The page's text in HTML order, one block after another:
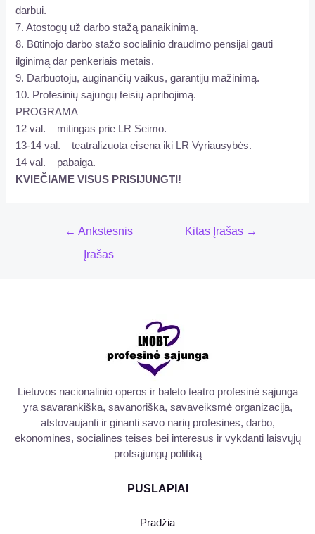
darbui.
7. Atostogų už darbo stažą panaikinimą.
8. Būtinojo darbo stažo socialinio draudimo pensijai gauti
ilginimą dar penkeriais metais.
9. Darbuotojų, auginančių vaikus, garantijų mažinimą.
10. Profesinių sąjungų teisių apribojimą.
PROGRAMA
12 val. – mitingas prie LR Seimo.
13-14 val. – teatralizuota eisena iki LR Vyriausybės.
14 val. – pabaiga.
KVIEČIAME VISUS PRISIJUNGTI!
← Ankstesnis
Įrašas
Kitas Įrašas →
Lietuvos nacionalinio operos ir baleto teatro profesinė sąjunga
yra savarankiška, savanoriška, savaveiksmė organizacija,
atstovaujanti ir ginanti savo narių profesines, darbo,
ekonomines, socialines teises bei interesus ir vykdanti laisvųjų
profsąjungų politiką
PUSLAPIAI
Pradžia